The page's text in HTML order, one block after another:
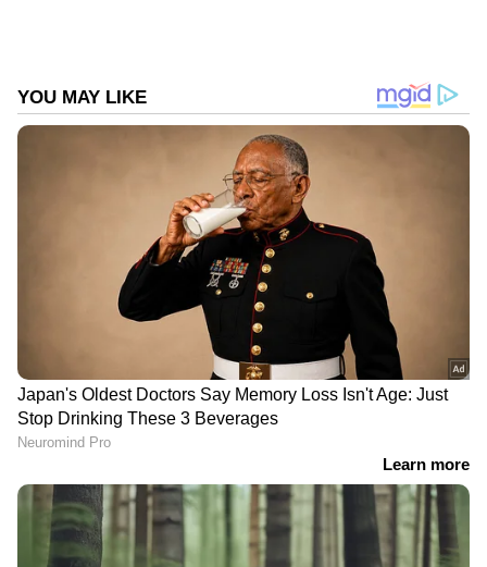
DOWNLOAD APP
കേരളത്തിലെ എല്ലാ വാർത്തകൾ
Kerala
Newsഅറിയാൻ എപ്പോഴും ഏഷ്യാനെറ്റ്
ന്യൂസ് വാർത്തകൾ.
Malayalam News